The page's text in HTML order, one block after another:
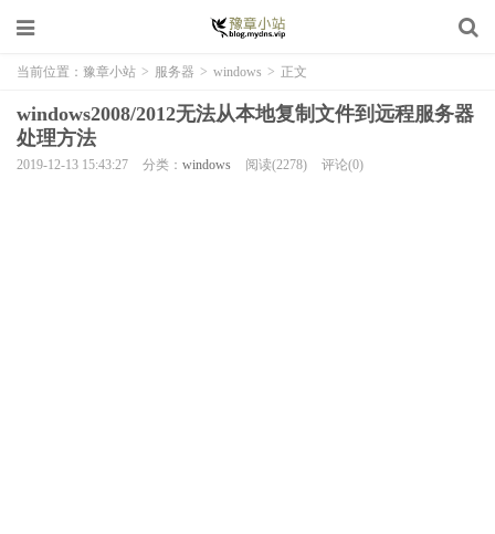
当前位置： 豫章小站 > 服务器 > windows > 正文
windows2008/2012无法从本地复制文件到远程服务器
处理方法
2019-12-13 15:43:27 分类： windows 阅读(2278) 评论(0)